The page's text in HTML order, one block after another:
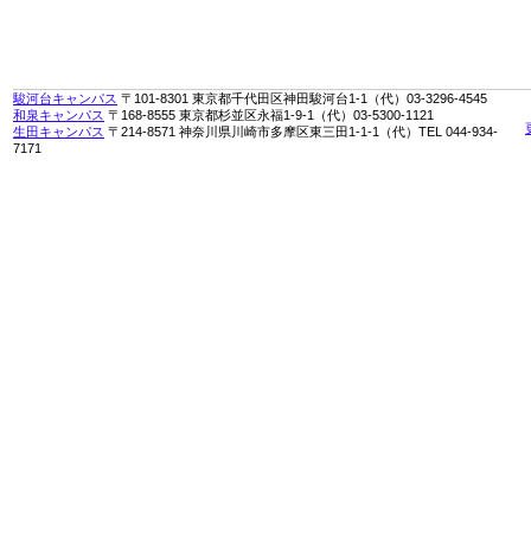
駿河台キャンパス 〒101-8301 東京都千代田区神田駿河台1-1（代）03-3296-4545
和泉キャンパス 〒168-8555 東京都杉並区永福1-9-1（代）03-5300-1121
生田キャンパス 〒214-8571 神奈川県川崎市多摩区東三田1-1-1（代）TEL 044-934-
7171